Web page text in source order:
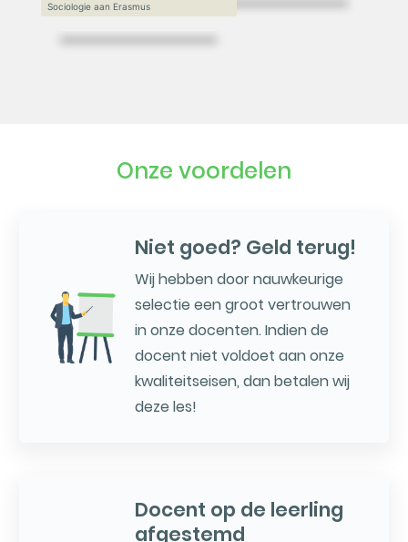
Sociologie aan Erasmus
Onze voordelen
Niet goed? Geld terug!
Wij hebben door nauwkeurige
selectie een groot vertrouwen
in onze docenten. Indien de
docent niet voldoet aan onze
kwaliteitseisen, dan betalen wij
deze les!
Docent op de leerling
afgestemd